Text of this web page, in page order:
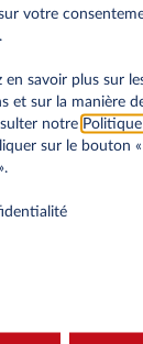
189€
par mois (1)HT
APPORT
3.500 € HT
votre
en savoir plus sur
et sur la manière
notre
sur le bouton